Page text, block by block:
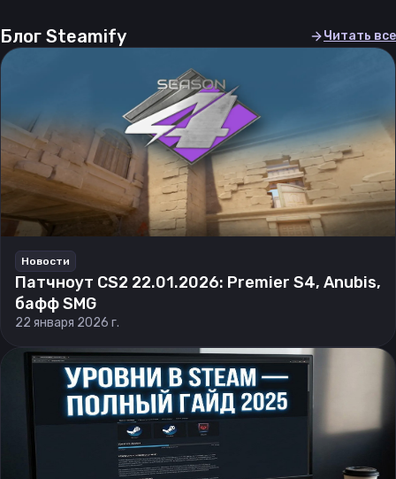
Блог Steamify Читать все
Новости
Патчноут CS2 22.01.2026: Premier S4, Anubis,
бафф SMG
22 января 2026 г.